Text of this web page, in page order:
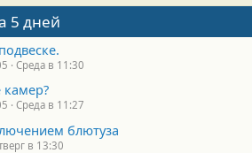
5 дней
Среда в 11:30
камер?
Среда в 11:27
блютуза
в 13:30